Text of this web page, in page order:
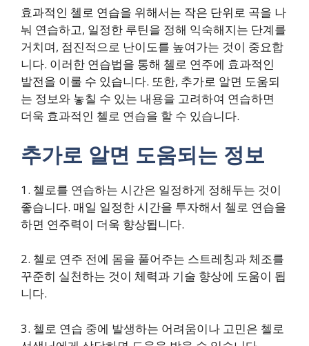
효과적인 첼로 연습을 위해서는 작은 단위로 곡을 나
눠 연습하고, 일정한 루틴을 정해 익숙해지는 단계를
거치며, 점진적으로 난이도를 높여가는 것이 중요합
니다. 이러한 연습법을 통해 첼로 연주에 효과적인
발전을 이룰 수 있습니다. 또한, 추가로 알면 도움되
는 정보와 놓칠 수 있는 내용을 고려하여 연습하면
더욱 효과적인 첼로 연습을 할 수 있습니다.
추가로 알면 도움되는 정보
1. 첼로를 연습하는 시간은 일정하게 정해두는 것이
좋습니다. 매일 일정한 시간을 투자해서 첼로 연습을
하면 연주력이 더욱 향상됩니다.
2. 첼로 연주 전에 몸을 풀어주는 스트레칭과 체조를
꾸준히 실천하는 것이 체력과 기술 향상에 도움이 됩
니다.
3. 첼로 연습 중에 발생하는 어려움이나 고민은 첼로